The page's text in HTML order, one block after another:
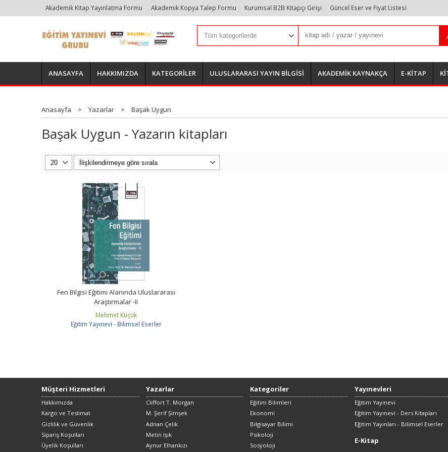
Akademik Kitap Yayınlatma Formu Akademik Kopya Talep Formu Kurumsal B2B Kitapçı Girişi Güncel Eser ve Fiyat Listesi
ANASAYFA HAKKIMIZDA KATEGORİLER ULUSLARARASI YAYIN BİLGİSİ AKADEMİK KAYNAKÇA E-KİTAP
Anasayfa > Yazarlar > Başak Uygun
Başak Uygun - Yazarın kitapları
Fen Bilgisi Eğitimi Alanında Uluslararası
Araştırmalar -II
Mehmet Küçük
Eğitim Yayınevi - Bilimsel Eserler
Müşteri Hizmetleri
Hakkımızda
Kargo ve Teslimat
Gizlilik ve Güvenlik
Sipariş Koşulları
Üyelik Koşulları
Yazarlar
Cliffort T. Morgan
M. Şerif Şimşek
Adnan Çelik
Metin Işık
Aynur Elhankızı
Kategoriler
Eğitim Bilimleri
Ekonomi
Bilgisayar Bilimi
Psikoloji
Sosyoloji
Yayınevleri
Eğitim Yayınevi
Eğitim Yayınevi - Ders Kitapları
Eğitim Yayınları - Bilimsel Eserler
E-Kitap